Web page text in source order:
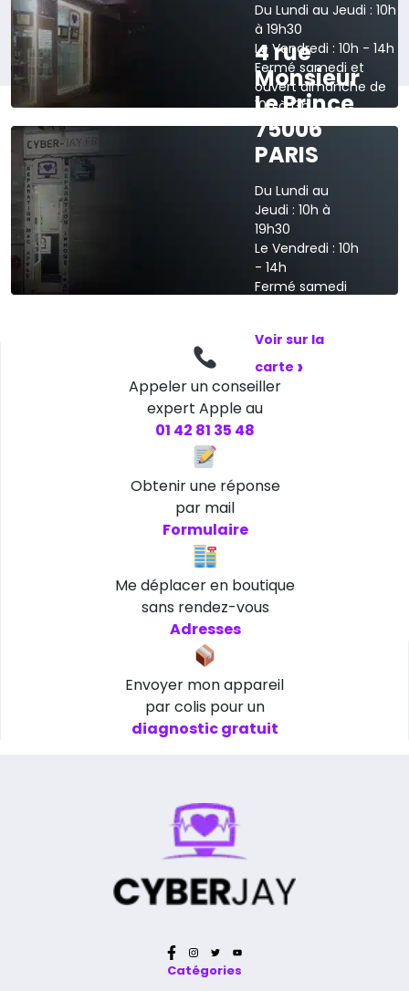
Du Lundi au Jeudi : 10h
à 19h30
Le Vendredi : 10h - 14h
Fermé samedi et
ouvert dimanche de
10h à 13h
Voir sur la carte
4 rue
Monsieur
Le Prince
75006
PARIS
Du Lundi au
Jeudi : 10h à
19h30
Le Vendredi : 10h
- 14h
Fermé samedi
Voir sur la
carte ›
Appeler un conseiller
expert Apple au
01 42 81 35 48
Obtenir une réponse
par mail
Formulaire
Me déplacer en boutique
sans rendez-vous
Adresses
Envoyer mon appareil
par colis pour un
diagnostic gratuit
Catégories